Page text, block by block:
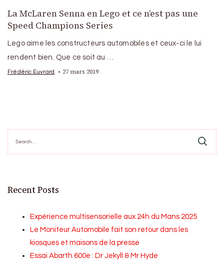
La McLaren Senna en Lego et ce n’est pas une
Speed Champions Series
Lego aime les constructeurs automobiles et ceux-ci le lui
rendent bien. Que ce soit au …
Frédéric Euvrard 27 mars 2019
for:
Recent Posts
Expérience multisensorielle aux 24h du Mans 2025
Le Moniteur Automobile fait son retour dans les
kiosques et maisons de la presse
Essai Abarth 600e : Dr Jekyll & Mr Hyde